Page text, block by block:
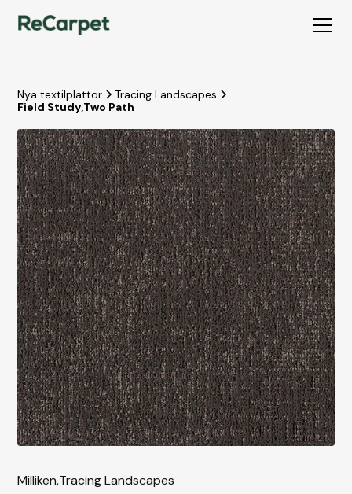
Nya textilplattor
Tracing Landscapes
Field Study,Two Path
Milliken,Tracing Landscapes